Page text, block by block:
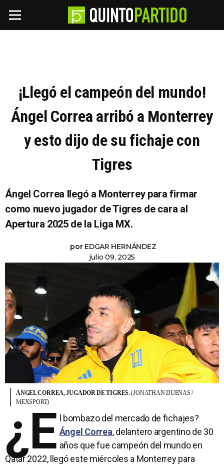
¡Llegó el campeón del mundo!
Ángel Correa arribó a Monterrey
y esto dijo de su fichaje con
Tigres
Ángel Correa llegó a Monterrey para firmar
como nuevo jugador de Tigres de cara al
Apertura 2025 de la Liga MX.
por EDGAR HERNÁNDEZ
julio 09, 2025
ÁNGEL CORREA, JUGADOR DE TIGRES.(JONATHAN DUENAS /
MEXSPORT)
¿E
l bombazo del mercado de fichajes?
Ángel Correa, delantero argentino de 30
años que fue campeón del mundo en
Qatar 2022, llegó este miércoles a Monterrey para